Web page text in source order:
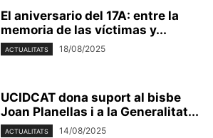
El aniversario del 17A: entre la
memoria de las víctimas y...
ACTUALITATS 18/08/2025
UCIDCAT dona suport al bisbe
Joan Planellas i a la Generalitat...
ACTUALITATS 14/08/2025